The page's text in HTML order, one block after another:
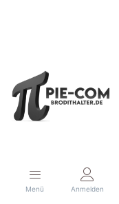
Menü Anmelden